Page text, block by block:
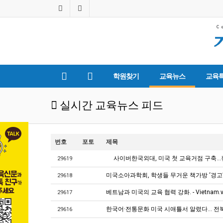
학원찾기 교육뉴스 교육
실시간 교육뉴스 피드
번호 포토 제목
29619 사이버한국외대, 미국 첫 교육거점 구축
29618 미국소아과학회, 학생들 무거운 책가방 ‘경고
29617 베트남과 미국의 교육 협력 강화. -
29616 한국어·전통문화 미국 시애틀서 알렸다…